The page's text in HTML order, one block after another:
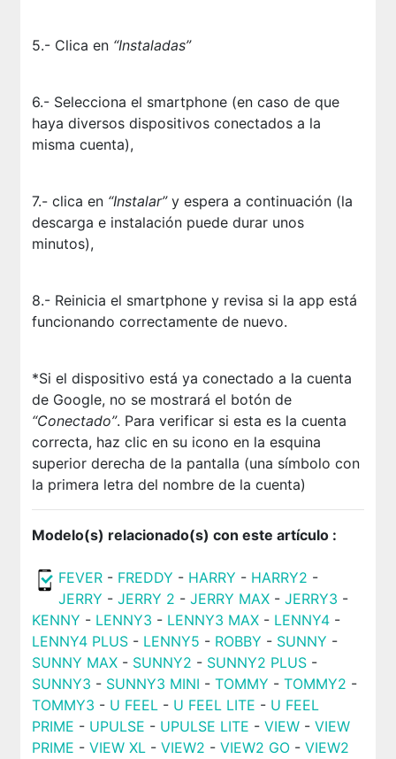
5.- Clica en “Instaladas”
6.- Selecciona el smartphone (en caso de que
haya diversos dispositivos conectados a la
misma cuenta),
7.- clica en “Instalar”y espera a continuación (la
descarga e instalación puede durar unos
minutos),
8.- Reinicia el smartphone y revisa si la app está
funcionando correctamente de nuevo.
*Si el dispositivo está ya conectado a la cuenta
de Google, no se mostrará el botón de
“Conectado”. Para verificar si esta es la cuenta
correcta, haz clic en su icono en la esquina
superior derecha de la pantalla (una símbolo con
la primera letra del nombre de la cuenta)
Modelo(s) relacionado(s) con este artículo :
FEVER - FREDDY - HARRY - HARRY2 -
JERRY - JERRY 2 - JERRY MAX- JERRY3 -
KENNY - LENNY3 - LENNY3 MAX- LENNY4-
LENNY4 PLUS- LENNY5 - ROBBY - SUNNY -
SUNNY MAX- SUNNY2 - SUNNY2 PLUS-
SUNNY3 - SUNNY3 MINI - TOMMY - TOMMY2 -
TOMMY3 - U FEEL- U FEEL LITE - U FEEL
PRIME - UPULSE - UPULSE LITE - VIEW- VIEW
PRIME - VIEW XL- VIEW2 - VIEW2 GO- VIEW2